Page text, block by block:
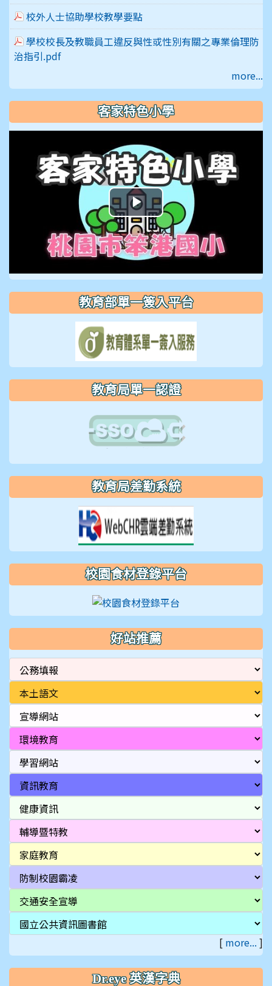
校外人士協助學校教學要點
學校校長及教職員工違反與性或性別有關之專業倫理防
治指引.pdf
more...
客家特色小學
播
放
影
片
教育部單一簽入平台
教育局單一認證
教育局差勤系統
校園食材登錄平台
好站推薦
[ more... ]
Dr.eye 英漢字典